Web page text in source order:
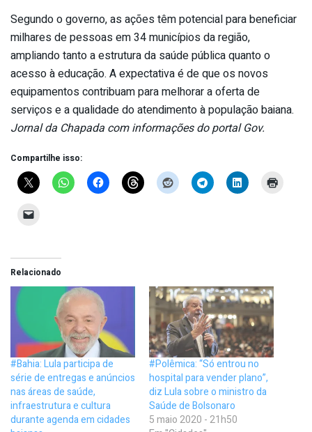
Segundo o governo, as ações têm potencial para beneficiar
milhares de pessoas em 34 municípios da região,
ampliando tanto a estrutura da saúde pública quanto o
acesso à educação. A expectativa é de que os novos
equipamentos contribuam para melhorar a oferta de
serviços e a qualidade do atendimento à população baiana.
Jornal da Chapada com informações do portal Gov.
Compartilhe isso:
Relacionado
#Bahia: Lula participa de
série de entregas e anúncios
nas áreas de saúde,
infraestrutura e cultura
durante agenda em cidades
#Polêmica: “Só entrou no
hospital para vender plano”,
diz Lula sobre o ministro da
Saúde de Bolsonaro
5 maio 2020 - 21h50